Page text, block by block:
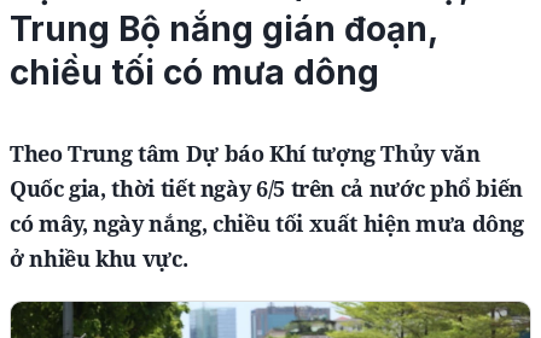
Trung Bộ nắng gián đoạn,
chiều tối có mưa dông
Theo Trung tâm Dự báo Khí tượng Thủy văn
Quốc gia, thời tiết ngày 6/5 trên cả nước phổ biến
có mây, ngày nắng, chiều tối xuất hiện mưa dông
ở nhiều khu vực.